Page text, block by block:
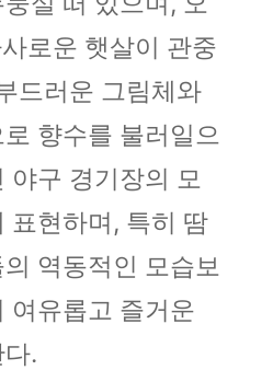
로운 햇살이 관중
드러운 그림체와
향수를 불러일으
야구 경기장의 모
표현하며, 특히 땀
역동적인 모습보
여유롭고 즐거운
.